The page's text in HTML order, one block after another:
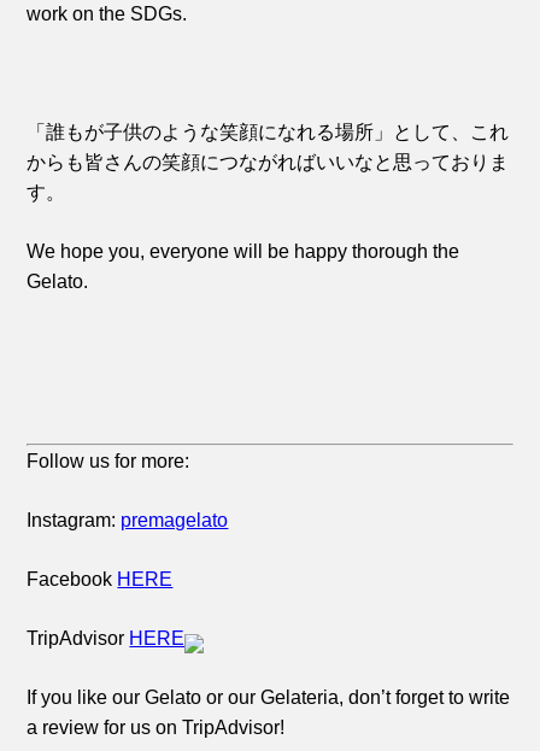
work on the SDGs.
「誰もが子供のような笑顔になれる場所」として、これ
からも皆さんの笑顔につながればいいなと思っておりま
す。
We hope you, everyone will be happy thorough the
Gelato.
Follow us for more:
Instagram: premagelato
Facebook HERE
TripAdvisor HERE
If you like our Gelato or our Gelateria, don’t forget to write
a review for us on TripAdvisor!